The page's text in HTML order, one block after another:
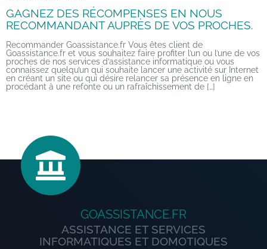
GAGNEZ DES RÉCOMPENSES EN NOUS
RECOMMANDANT AUPRÈS DE VOS PROCHES.
Recommander Goassistance.fr Vous êtes client de
Goassistance.fr et vous souhaitez faire profiter l’un ou l’une de vos
proches de nos services d’assistance informatique ou vous
connaissez quelqu’un qui souhaite lancer une activité sur Internet
en créant un site ou qui désire relancer sa présence en ligne en
procédant à une refonte ou un rafraîchissement de […]
GOASSISTANCE.FR
ASSISTANCE ET SERVICES
INFORMATIQUES ET DOMOTIQUES